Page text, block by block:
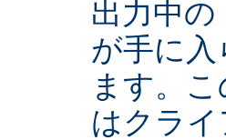
出力中
が手に
ます。
はクラ